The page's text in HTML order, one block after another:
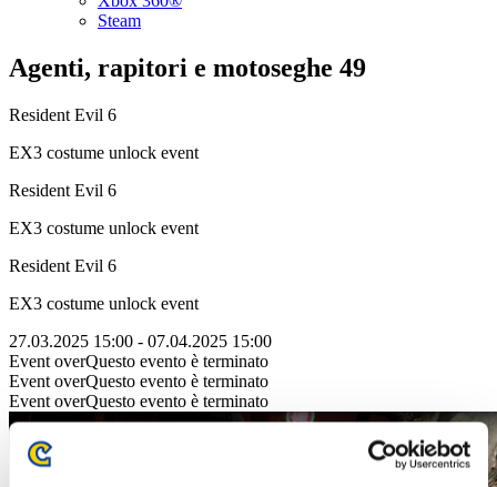
Steam
Agenti, rapitori e motoseghe 49
Resident Evil 6
EX3 costume unlock event
Resident Evil 6
EX3 costume unlock event
Resident Evil 6
EX3 costume unlock event
27.03.2025 15:00 - 07.04.2025 15:00
Event overQuesto evento è terminato
Event overQuesto evento è terminato
Event overQuesto evento è terminato